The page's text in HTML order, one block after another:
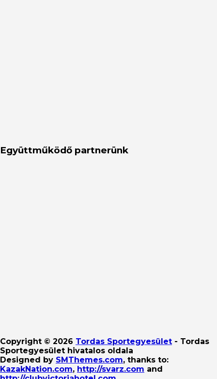
Együttműködő partnerünk
Copyright © 2026 Tordas Sportegyesület - Tordas
Sportegyesület hivatalos oldala
Designed by SMThemes.com, thanks to:
KazakNation.com, http://svarz.com and